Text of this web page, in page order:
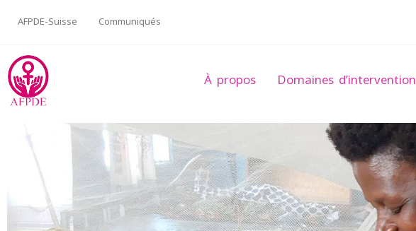
AFPDE-Suisse Communiqués
À propos Domaines d’intervention